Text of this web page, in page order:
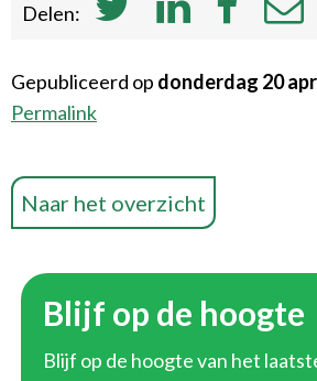
Delen:
Gepubliceerd op donderdag 20
Permalink
Naar het overzicht
Blijf op de hoogte
Blijf op de hoogte van het